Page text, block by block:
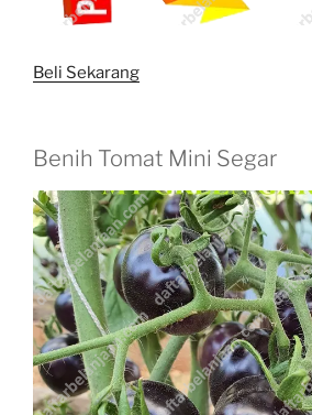
Beli Sekarang
Benih Tomat Mini Segar